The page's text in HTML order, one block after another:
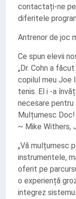
contactați-ne
diferitele
Antrenor de joc
Ce spun elevii
„Dr. Cohn a
copilul meu Joe
tenis. El i -a
necesare pentru
Mulțumesc Doc!
~ Mike Withers,
„Vă mulțumesc
instrumentele,
oferit pe
o experiență
integrez